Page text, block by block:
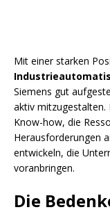
Mit einer starken
Siemens gut
aktiv mitzugestalten.
Know-how, die
Herausforderungen
entwickeln, die
voranbringen.
Die